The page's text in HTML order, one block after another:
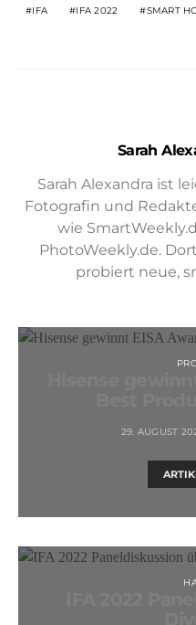
IFA IFA 2022 SMART
Sarah
Sarah Alexandra ist
Fotografin und
wie
PhotoWeekly.de.
probiert neue,
29. AUGUST